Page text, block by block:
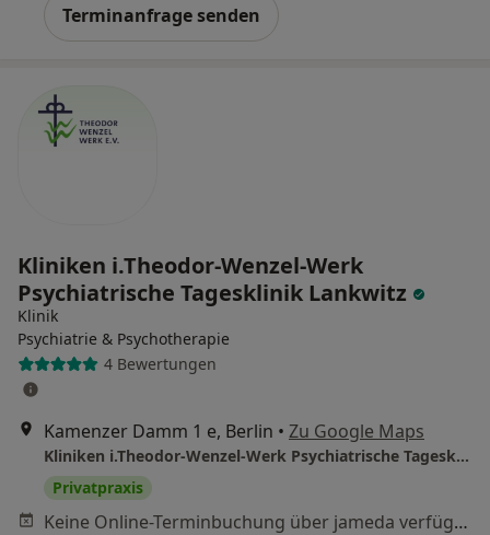
Terminanfrage senden
Kliniken i.Theodor-Wenzel-Werk
Psychiatrische Tagesklinik Lankwitz
Klinik
Psychiatrie & Psychotherapie
4 Bewertungen
Kamenzer Damm 1 e, Berlin • Zu Google Maps
Kliniken i.Theodor-Wenzel-Werk Psychiatrische Tagesklinik Lankwitz
Privatpraxis
Keine Online-Terminbuchung über jameda verfügbar